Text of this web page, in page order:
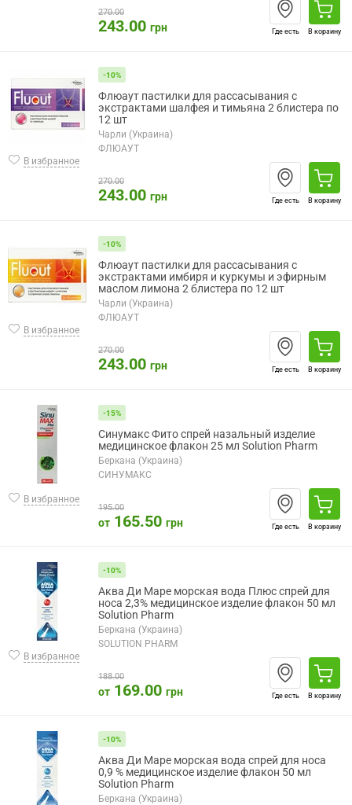
270.00
243.00 грн Где есть В корзину
В избранное
-10%
Флюаут пастилки для рассасывания с
экстрактами шалфея и тимьяна 2 блистера по
12 шт
Чарли (Украина)
ФЛЮАУТ
270.00
243.00 грн Где есть В корзину
В избранное
-10%
Флюаут пастилки для рассасывания с
экстрактами имбиря и куркумы и эфирным
маслом лимона 2 блистера по 12 шт
Чарли (Украина)
ФЛЮАУТ
270.00
243.00 грн Где есть В корзину
В избранное
-15%
Синумакс Фито спрей назальный изделие
медицинское флакон 25 мл Solution Pharm
Беркана (Украина)
СИНУМАКС
195.00
от 165.50 грн Где есть В корзину
В избранное
-10%
Аква Ди Маре морская вода Плюс спрей для
носа 2,3% медицинское изделие флакон 50 мл
Solution Pharm
Беркана (Украина)
SOLUTION PHARM
188.00
от 169.00 грн Где есть В корзину
-10%
Аква Ди Маре морская вода спрей для носа
0,9 % медицинское изделие флакон 50 мл
Solution Pharm
Беркана (Украина)